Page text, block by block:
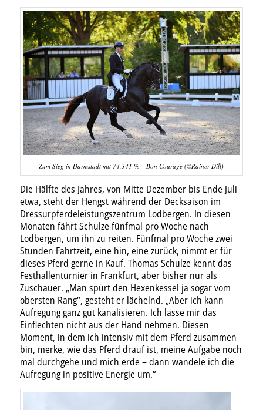
Zum Sieg in Darmstadt mit 74,341 % – Bon Courage (©Rainer Dill)
Die Hälfte des Jahres, von Mitte Dezember bis Ende Juli
etwa, steht der Hengst während der Decksaison im
Dressurpferdeleistungszentrum Lodbergen. In diesen
Monaten fährt Schulze fünfmal pro Woche nach
Lodbergen, um ihn zu reiten. Fünfmal pro Woche zwei
Stunden Fahrtzeit, eine hin, eine zurück, nimmt er für
dieses Pferd gerne in Kauf. Thomas Schulze kennt das
Festhallenturnier in Frankfurt, aber bisher nur als
Zuschauer. „Man spürt den Hexenkessel ja sogar vom
obersten Rang“, gesteht er lächelnd. „Aber ich kann
Aufregung ganz gut kanalisieren. Ich lasse mir das
Einflechten nicht aus der Hand nehmen. Diesen
Moment, in dem ich intensiv mit dem Pferd zusammen
bin, merke, wie das Pferd drauf ist, meine Aufgabe noch
mal durchgehe und mich erde – dann wandele ich die
Aufregung in positive Energie um.“